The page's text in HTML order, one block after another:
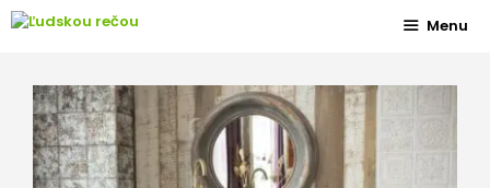
Preskočiť
Menu